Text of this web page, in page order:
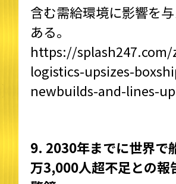
含む需給環境に影響を
ある。
https://
logistics-upsizes-
newbuilds-and-lines-
9. 2030年までに世界で
万3,000人超不足との報